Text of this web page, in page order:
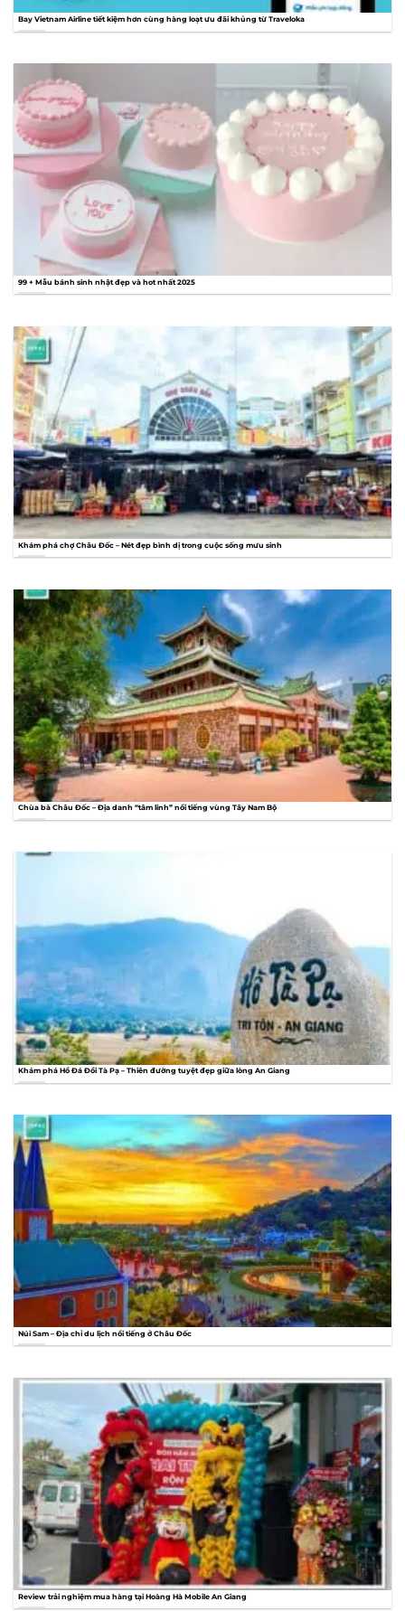
Bay Vietnam Airline tiết kiệm hơn cùng hàng loạt ưu đãi khủng từ Traveloka
99 + Mẫu bánh sinh nhật đẹp và hot nhất 2025
Khám phá chợ Châu Đốc – Nét đẹp bình dị trong cuộc sống mưu sinh
Chùa bà Châu Đốc – Địa danh “tâm linh” nổi tiếng vùng Tây Nam Bộ
Khám phá Hồ Đá Đồi Tà Pạ – Thiên đường tuyệt đẹp giữa lòng An Giang
Núi Sam – Địa chỉ du lịch nổi tiếng ở Châu Đốc
Review trải nghiệm mua hàng tại Hoàng Hà Mobile An Giang